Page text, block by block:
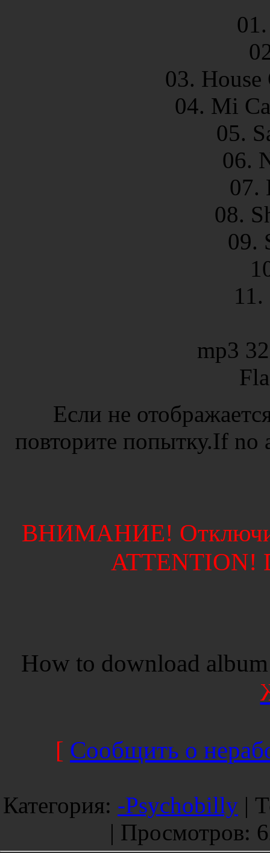
03.
04. Mi
05.
06.
07.
08.
09.
mp3
Если не
повторите попытку.If
ВНИМАНИЕ!
ATTENTION!
How to download
[ Сообщить о
Категория: -Psychobilly |
| Просмотров: